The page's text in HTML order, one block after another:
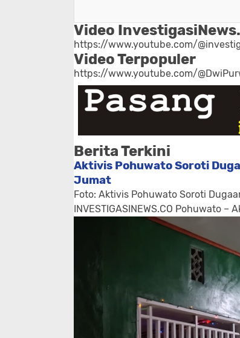
Video
https://www.youtube.com/
Video Terpopuler
https://www.youtube.com/
Berita Terkini
Aktivis Pohuwato Soroti
Jumat
Foto: Aktivis Pohuwato Soroti
INVESTIGASINEWS.CO Pohuwato –